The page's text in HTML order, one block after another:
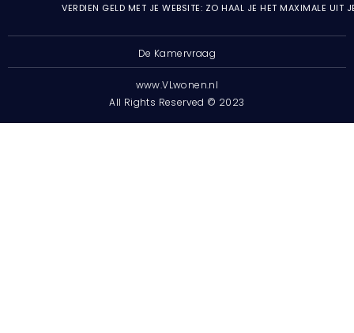
VERDIEN GELD MET JE WEBSITE: ZO HAAL JE HET MAXIMALE UIT
De Kamervraag
www.VLwonen.nl
All Rights Reserved © 2023